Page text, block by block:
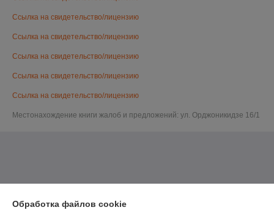
Ссылка на свидетельство/лицензию
Ссылка на свидетельство/лицензию
Ссылка на свидетельство/лицензию
Ссылка на свидетельство/лицензию
Ссылка на свидетельство/лицензию
Местонахождение книги жалоб и предложений: ул. Орджоникидзе 16/1
Обработка файлов cookie